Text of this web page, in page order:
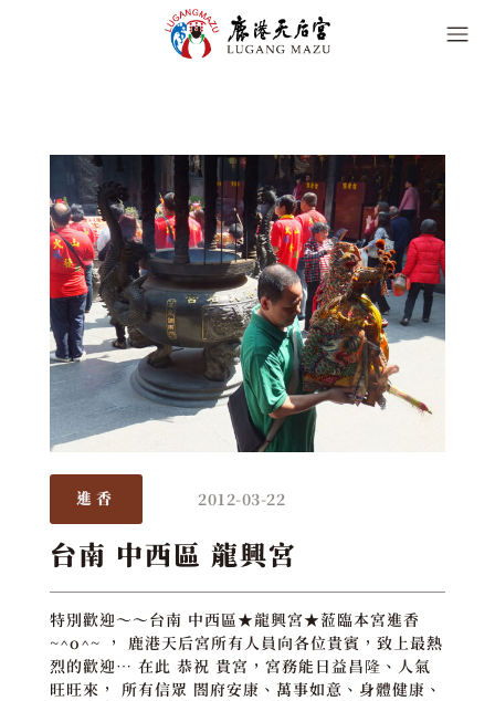
進香 2012-03-22
台南 中西區 龍興宮
特別歡迎～～台南 中西區★龍興宮★蒞臨本宮進香
~^o^~ ， 鹿港天后宮所有人員向各位貴賓，致上最熱
烈的歡迎… 在此 恭祝 貴宮，宮務能日益昌隆、人氣
旺旺來， 所有信眾 閤府安康、萬事如意、身體健康、